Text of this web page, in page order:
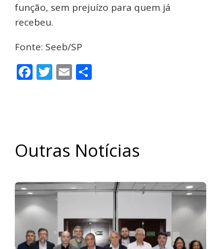
função, sem prejuízo para quem já
recebeu.
Fonte: Seeb/SP
Facebook
Twitter
Email
Outras Notícias